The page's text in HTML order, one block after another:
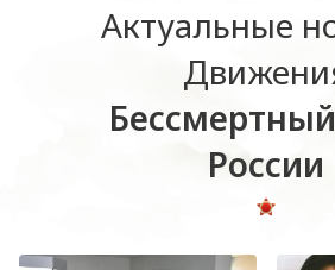
Актуальные
России